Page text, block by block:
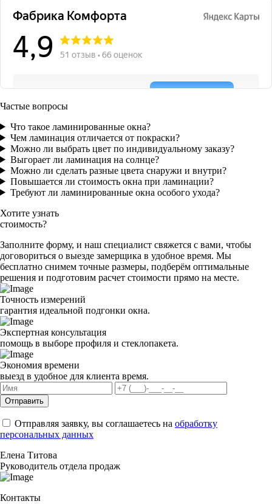
Частые вопросы
Что такое ламинированные окна?
Чем ламинация отличается от покраски?
Можно ли выбрать цвет по индивидуальному заказу?
Выгорает ли ламинация на солнце?
Можно ли сделать разные цвета снаружи и внутри?
Повышается ли стоимость окна при ламинации?
Требуют ли ламинированные окна особого ухода?
Хотите узнать
стоимость?
Заполните форму, и наш специалист свяжется с вами, чтобы
договориться о выезде замерщика в удобное время. Мы
бесплатно снимем точные размеры, подберём оптимальные
решения и подготовим расчет стоимости прямо на месте.
Точность измерений
гарантия идеальной подгонки окна.
Экспертная консультация
помощь в выборе профиля и стеклопакета.
Экономия времени
выезд в удобное для клиента время.
Отправить
Отправляя заявку, вы соглашаетесь на обработку
персональных данных
Елена Титова
Руководитель отдела продаж
Контакты